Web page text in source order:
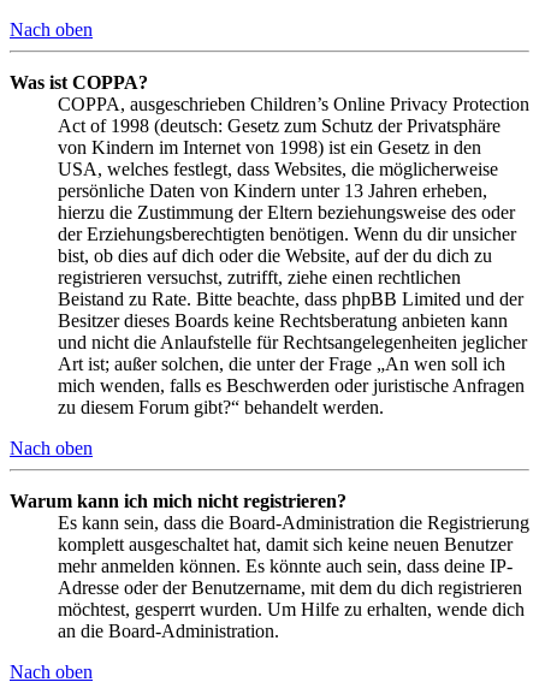
Nach oben
Was ist COPPA?
COPPA, ausgeschrieben Children’s Online Privacy Protection
Act of 1998 (deutsch: Gesetz zum Schutz der Privatsphäre
von Kindern im Internet von 1998) ist ein Gesetz in den
USA, welches festlegt, dass Websites, die möglicherweise
persönliche Daten von Kindern unter 13 Jahren erheben,
hierzu die Zustimmung der Eltern beziehungsweise des oder
der Erziehungsberechtigten benötigen. Wenn du dir unsicher
bist, ob dies auf dich oder die Website, auf der du dich zu
registrieren versuchst, zutrifft, ziehe einen rechtlichen
Beistand zu Rate. Bitte beachte, dass phpBB Limited und der
Besitzer dieses Boards keine Rechtsberatung anbieten kann
und nicht die Anlaufstelle für Rechtsangelegenheiten jeglicher
Art ist; außer solchen, die unter der Frage „An wen soll ich
mich wenden, falls es Beschwerden oder juristische Anfragen
zu diesem Forum gibt?“ behandelt werden.
Nach oben
Warum kann ich mich nicht registrieren?
Es kann sein, dass die Board-Administration die Registrierung
komplett ausgeschaltet hat, damit sich keine neuen Benutzer
mehr anmelden können. Es könnte auch sein, dass deine IP-
Adresse oder der Benutzername, mit dem du dich registrieren
möchtest, gesperrt wurden. Um Hilfe zu erhalten, wende dich
an die Board-Administration.
Nach oben